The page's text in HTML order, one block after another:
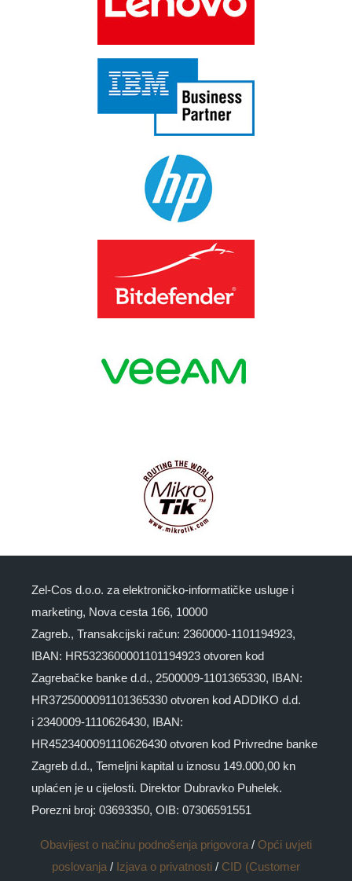
Zel-Cos d.o.o. za elektroničko-informatičke usluge i
marketing, Nova cesta 166, 10000
Zagreb., Transakcijski račun: 2360000-1101194923,
IBAN: HR5323600001101194923 otvoren kod
Zagrebačke banke d.d., 2500009-1101365330, IBAN:
HR3725000091101365330 otvoren kod ADDIKO d.d.
i 2340009-1110626430, IBAN:
HR4523400091110626430 otvoren kod Privredne banke
Zagreb d.d., Temeljni kapital u iznosu 149.000,00 kn
uplaćen je u cijelosti. Direktor Dubravko Puhelek.
Porezni broj: 03693350, OIB: 07306591551
Obavijest o načinu podnošenja prigovora / Opći uvjeti
poslovanja / Izjava o privatnosti / CID (Customer